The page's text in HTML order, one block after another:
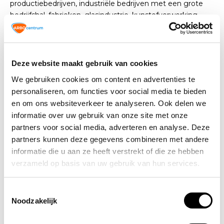
Deze website maakt gebruik van cookies
We gebruiken cookies om content en advertenties te
personaliseren, om functies voor social media te bieden
en om ons websiteverkeer te analyseren. Ook delen we
informatie over uw gebruik van onze site met onze
partners voor social media, adverteren en analyse. Deze
partners kunnen deze gegevens combineren met andere
informatie die u aan ze heeft verstrekt of die ze hebben
verzameld op basis van uw gebruik van hun services.
Noodzakelijk
productiebedrijven, industriële bedrijven met een grote
bedrijfshal, fabrieken, glasindustrie, kunstofverwerking,
metaalgieterij en metaalbedrijven, magazijnen, de
Het gebruik van onze verbanddoos voor industrie blijft
Het is puur om te illustreren dat er bij het samenstellen
van de inhoud rekening is gehouden met zo veel mogelijk
verschillende industrieën en de bijbehorende risico’s. Meer
over de inhoud + extra inhoud van deze EHBO koffer
industrie op onzeartikel informatie pagina .
In de industrie moet rekening worden gehouden met
diverse scenario’s. Ongelukken en calamiteiten kunnen
relatief onschuldig zijn, maar er kan ook sprake zijn van
hier zo compleet mogelijk op in door alle artikelen te
leveren die nodig kunnen zijn bij een bedrijfsongeluk.